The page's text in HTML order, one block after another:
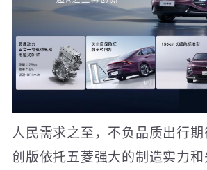
人民需求之至，不负品质出行
创版依托五菱强大的制造实力